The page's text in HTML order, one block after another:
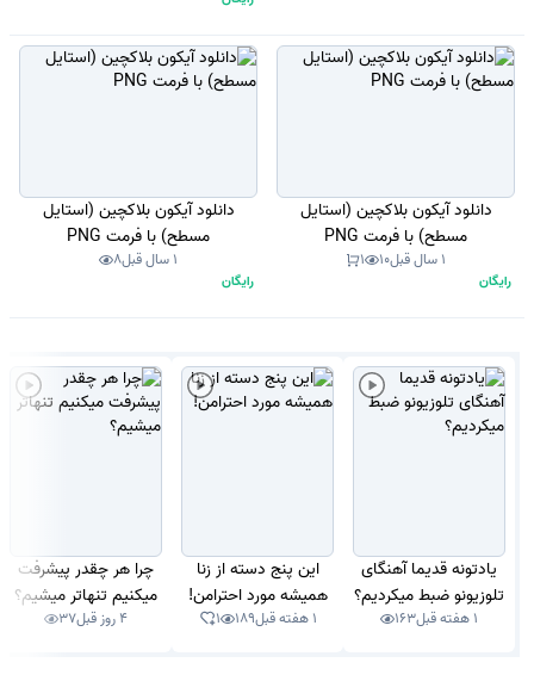
دانلود آیکون بلاکچین (استایل
مسطح) با فرمت PNG
1 سال قبل 10
1
رایگان
دانلود آیکون بلاکچین (استایل
مسطح) با فرمت PNG
1 سال قبل 8
رایگان
یادتونه قدیما آهنگای
تلوزیونو ضبط میکردیم؟
1 هفته قبل 163
این پنج دسته از زنا
همیشه مورد احترامن!
1 هفته قبل 189
1
چرا هر چقدر پیشرفت
میکنیم تنهاتر میشیم؟
4 روز قبل 37